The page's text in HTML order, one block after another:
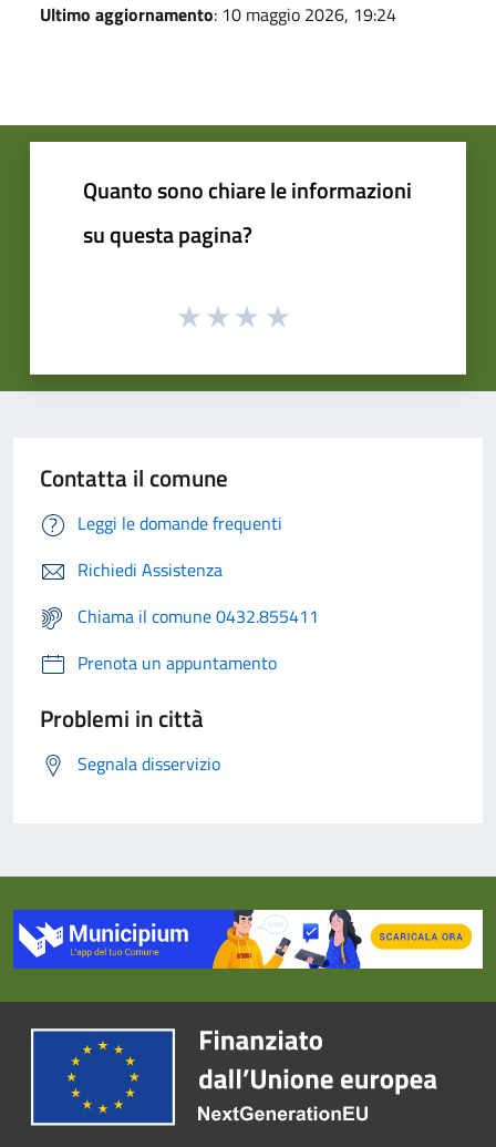
Ultimo aggiornamento: 10 maggio 2026, 19:24
Quanto sono chiare le informazioni
su questa pagina?
Contatta il comune
Leggi le domande frequenti
Richiedi Assistenza
Chiama il comune 0432.855411
Prenota un appuntamento
Problemi in città
Segnala disservizio